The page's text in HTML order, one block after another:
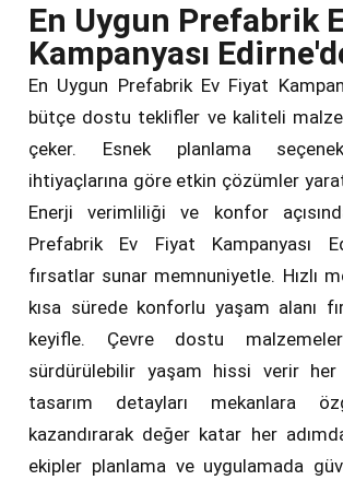
En Uygun Prefabrik
Kampanyası
En Uygun Prefabrik Ev Fiyat
bütçe dostu teklifler ve kaliteli
çeker. Esnek planlama
ihtiyaçlarına göre etkin çözümler
Enerji verimliliği ve konfor
Prefabrik Ev Fiyat Kampanyası
fırsatlar sunar memnuniyetle. Hızlı
kısa sürede konforlu yaşam alanı
keyifle. Çevre dostu
sürdürülebilir yaşam hissi verir
tasarım detayları mekanlara
kazandırarak değer katar her
ekipler planlama ve uygulamada